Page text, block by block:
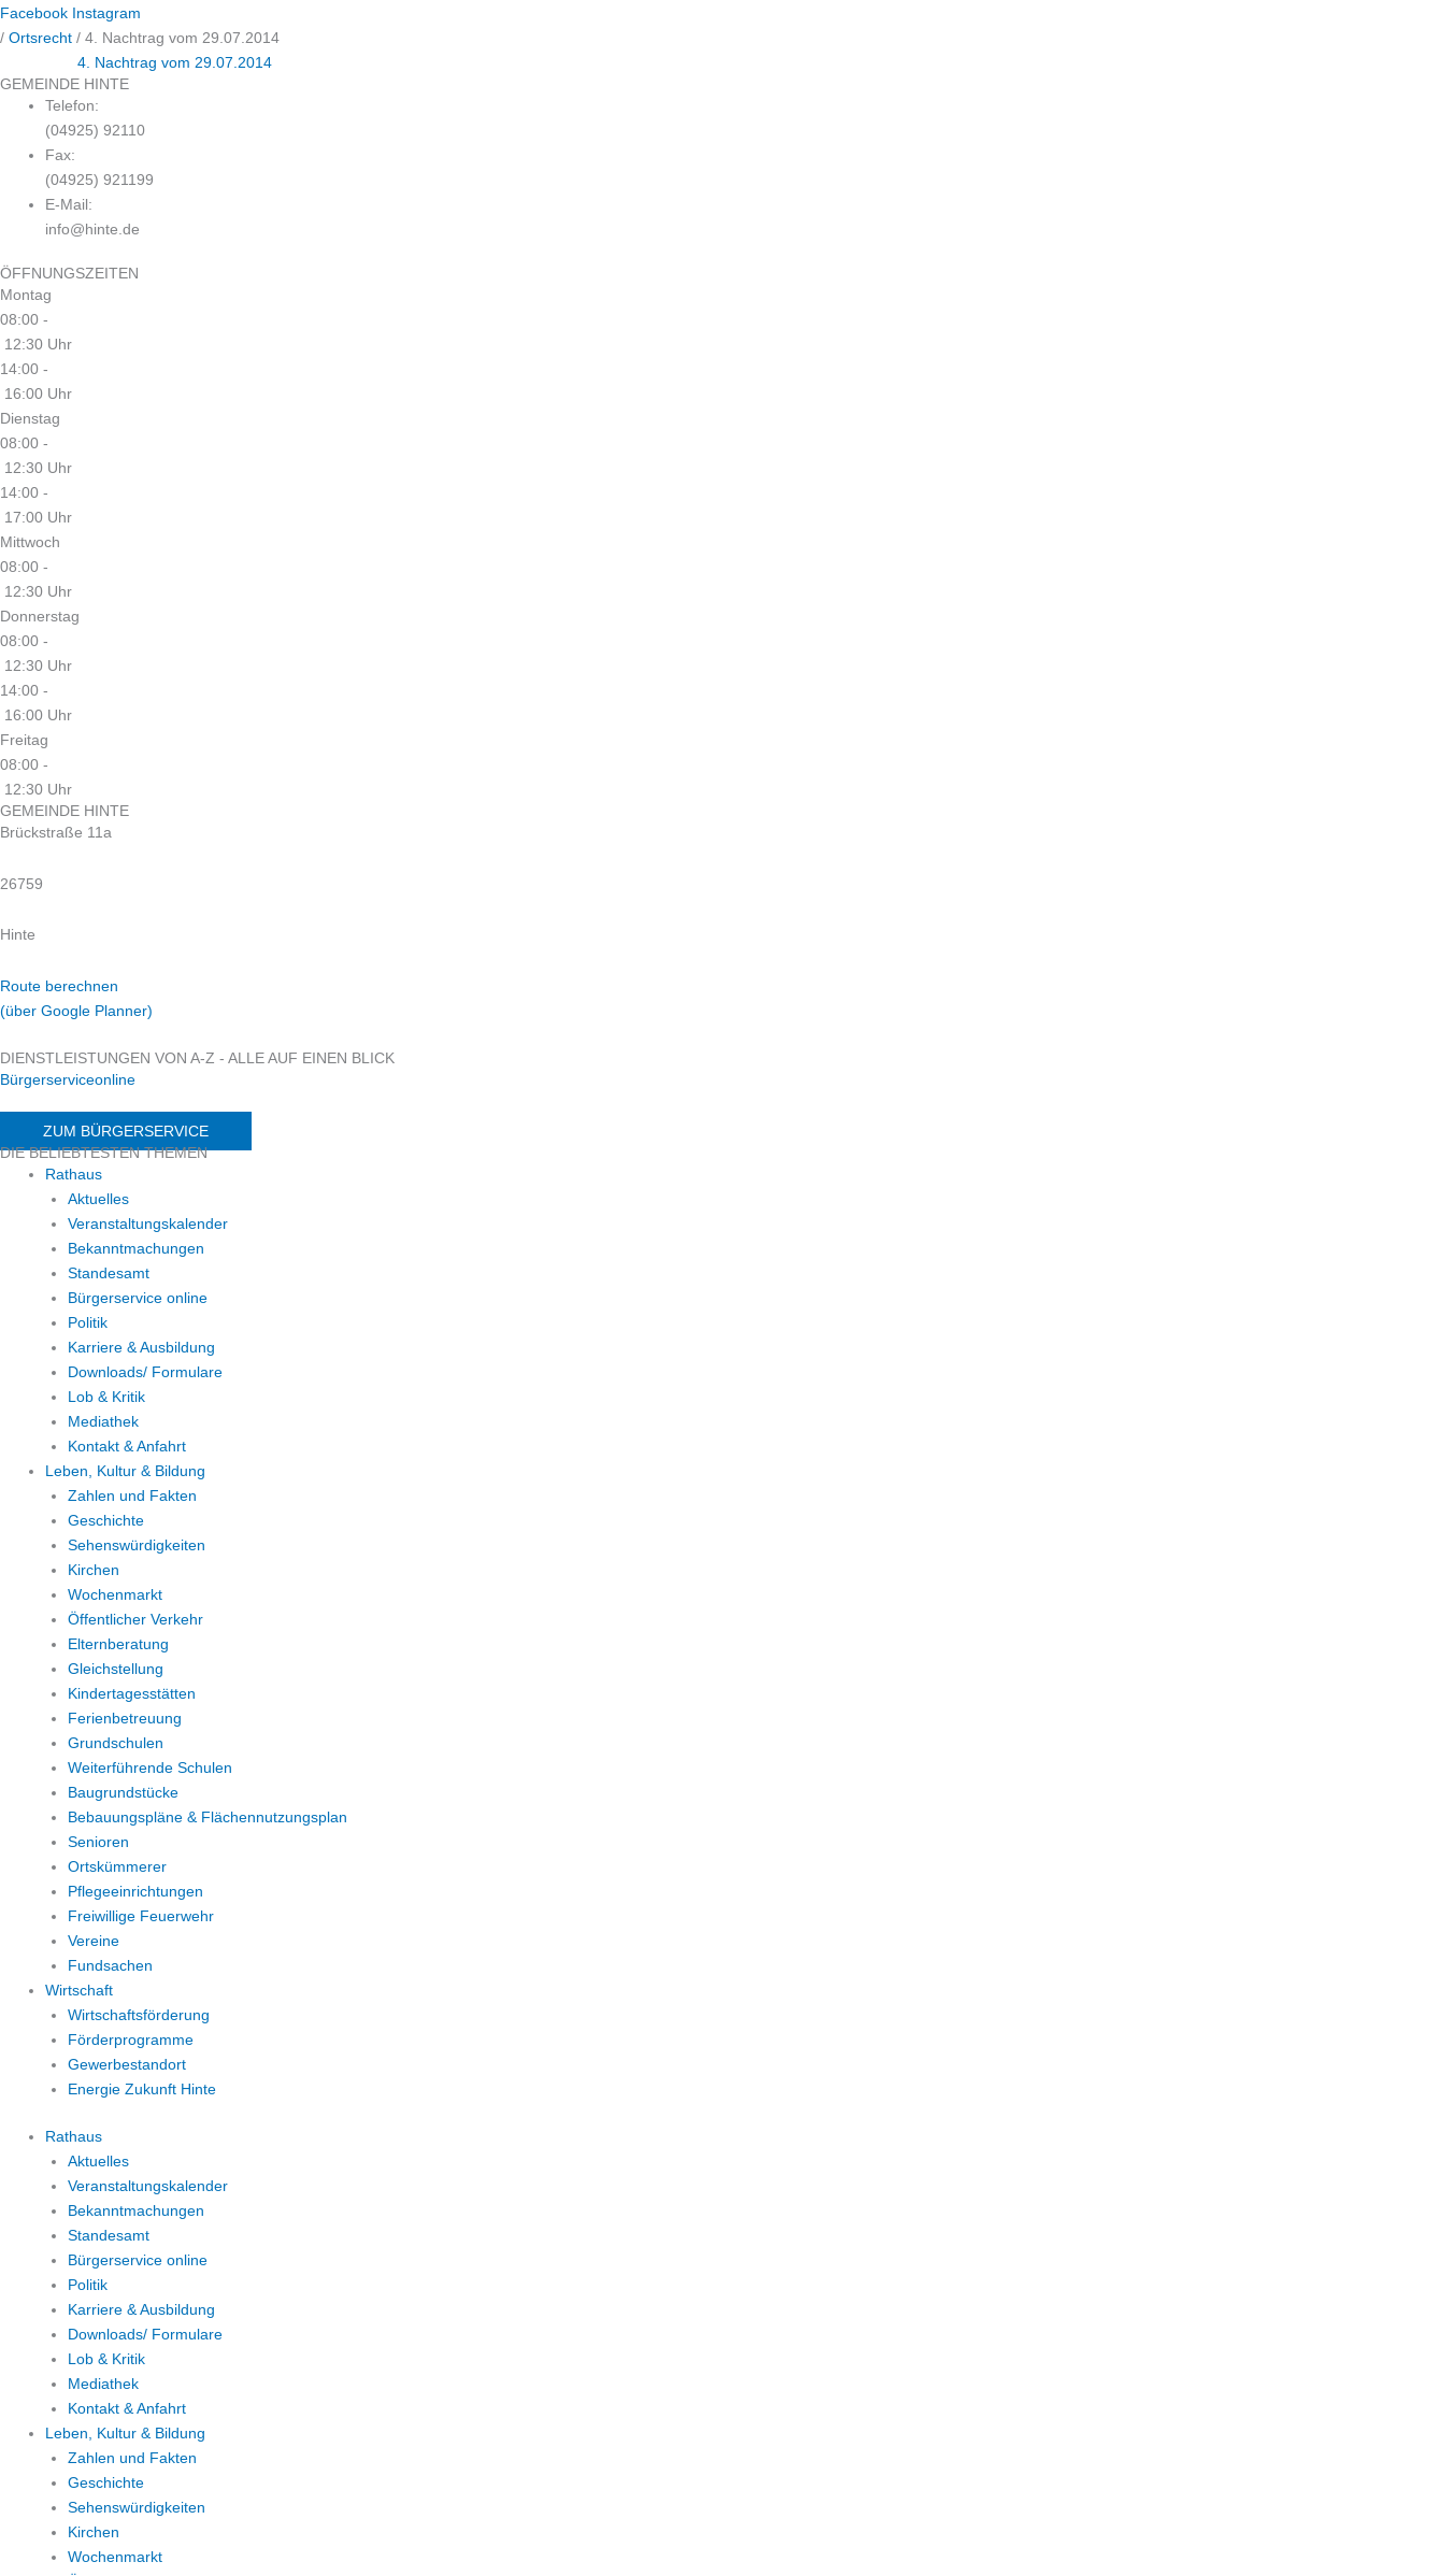
Facebook Instagram
/ Ortsrecht / 4. Nachtrag vom 29.07.2014
4. Nachtrag vom 29.07.2014
GEMEINDE HINTE
Telefon:
(04925) 92110
Fax:
(04925) 921199
E-Mail:
info@hinte.de
ÖFFNUNGSZEITEN
Montag
08:00 -
12:30 Uhr
14:00 -
16:00 Uhr
Dienstag
08:00 -
12:30 Uhr
14:00 -
17:00 Uhr
Mittwoch
08:00 -
12:30 Uhr
Donnerstag
08:00 -
12:30 Uhr
14:00 -
16:00 Uhr
Freitag
08:00 -
12:30 Uhr
GEMEINDE HINTE
Brückstraße 11a
26759
Hinte
Route berechnen
(über Google Planner)
DIENSTLEISTUNGEN VON A-Z - ALLE AUF EINEN BLICK
Bürgerserviceonline
ZUM BÜRGERSERVICE
DIE BELIEBTESTEN THEMEN
Rathaus
Aktuelles
Veranstaltungskalender
Bekanntmachungen
Standesamt
Bürgerservice online
Politik
Karriere & Ausbildung
Downloads/ Formulare
Lob & Kritik
Mediathek
Kontakt & Anfahrt
Leben, Kultur & Bildung
Zahlen und Fakten
Geschichte
Sehenswürdigkeiten
Kirchen
Wochenmarkt
Öffentlicher Verkehr
Elternberatung
Gleichstellung
Kindertagesstätten
Ferienbetreuung
Grundschulen
Weiterführende Schulen
Baugrundstücke
Bebauungspläne & Flächennutzungsplan
Senioren
Ortskümmerer
Pflegeeinrichtungen
Freiwillige Feuerwehr
Vereine
Fundsachen
Wirtschaft
Wirtschaftsförderung
Förderprogramme
Gewerbestandort
Energie Zukunft Hinte
Rathaus
Aktuelles
Veranstaltungskalender
Bekanntmachungen
Standesamt
Bürgerservice online
Politik
Karriere & Ausbildung
Downloads/ Formulare
Lob & Kritik
Mediathek
Kontakt & Anfahrt
Leben, Kultur & Bildung
Zahlen und Fakten
Geschichte
Sehenswürdigkeiten
Kirchen
Wochenmarkt